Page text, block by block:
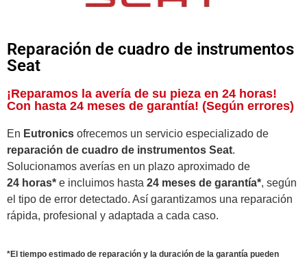
Reparación de cuadro de instrumentos
Seat
¡Reparamos la avería de su pieza en 24 horas!
Con hasta 24 meses de garantía! (Según errores)
En Eutronics ofrecemos un servicio especializado de
reparación de cuadro de instrumentos Seat.
Solucionamos averías en un plazo aproximado de
24 horas* e incluimos hasta 24 meses de garantía*, según
el tipo de error detectado. Así garantizamos una reparación
rápida, profesional y adaptada a cada caso.
*El tiempo estimado de reparación y la duración de la garantía pueden